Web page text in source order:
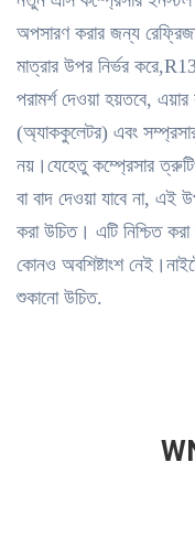
অপসারণ করার জন্য
মাত্রার উপর নির্ভর
পরামর্শ দেওয়া হয়তবে, এয়ার
(অ্যাককুলেটর) এবং
নয়।যেহেতু কম্প্রেসার
বা বাদ দেওয়া যাবে না, এই
করা উচিত। এটি নিশ্চিত
কোনও অবশিষ্টাংশ
শুকানো উচিত.